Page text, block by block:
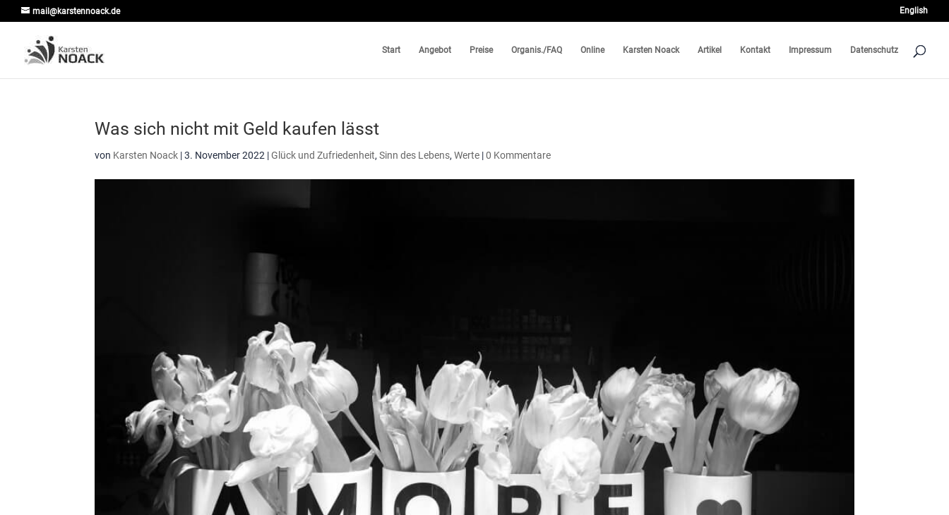
mail@karstennoack.de English
Start Angebot Preise Organis./FAQ Online Karsten Noack Artikel Kontakt Impressum Datenschutz
Was sich nicht mit Geld kaufen lässt
von Karsten Noack |3. November 2022 |Glück und Zufriedenheit,Sinn des Lebens,Werte |0 Kommentare